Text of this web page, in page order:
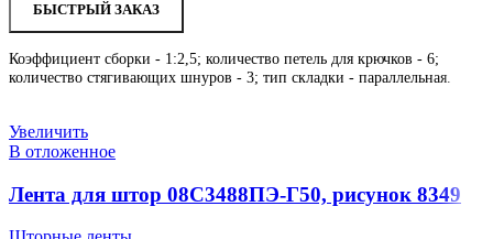
БЫСТРЫЙ ЗАКАЗ
Коэффициент сборки - 1:2,5; количество петель для крючков - 6;
количество стягивающих шнуров - 3; тип складки - параллельная.
Увеличить
В отложенное
Лента для штор 08С3488ПЭ-Г50, рисунок 8349